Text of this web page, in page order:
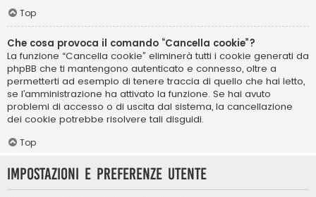
Top
Che cosa provoca il comando “Cancella cookie”?
La funzione “Cancella cookie” eliminerà tutti i cookie generati da
phpBB che ti mantengono autenticato e connesso, oltre a
permetterti ad esempio di tenere traccia di quello che hai letto,
se l’amministrazione ha attivato la funzione. Se hai avuto
problemi di accesso o di uscita dal sistema, la cancellazione
dei cookie potrebbe risolvere tali disguidi.
Top
Impostazioni e preferenze utente